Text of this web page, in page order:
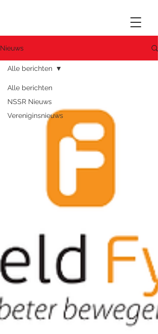
Nieuws
Alle berichten
NSSR Nieuws
Vereniginsnieuws
Alle berichten